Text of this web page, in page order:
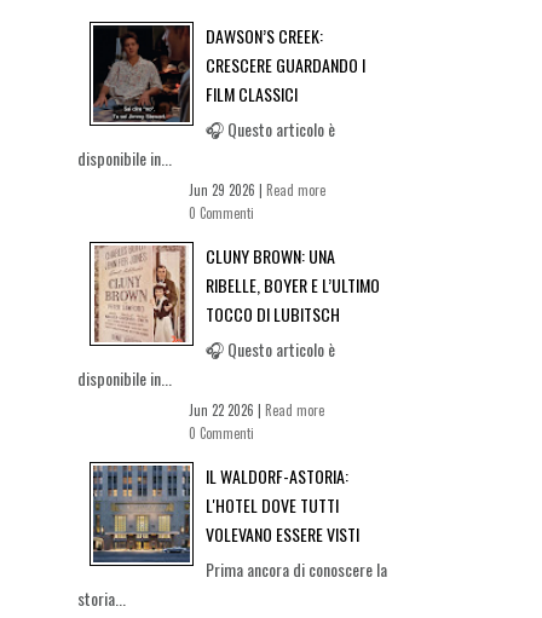
DAWSON’S CREEK:
CRESCERE GUARDANDO I
FILM CLASSICI
🎧 Questo articolo è
disponibile in...
Jun 29 2026 | Read more
0 Commenti
CLUNY BROWN: UNA
RIBELLE, BOYER E L’ULTIMO
TOCCO DI LUBITSCH
🎧 Questo articolo è
disponibile in...
Jun 22 2026 | Read more
0 Commenti
IL WALDORF-ASTORIA:
L'HOTEL DOVE TUTTI
VOLEVANO ESSERE VISTI
Prima ancora di conoscere la
storia...